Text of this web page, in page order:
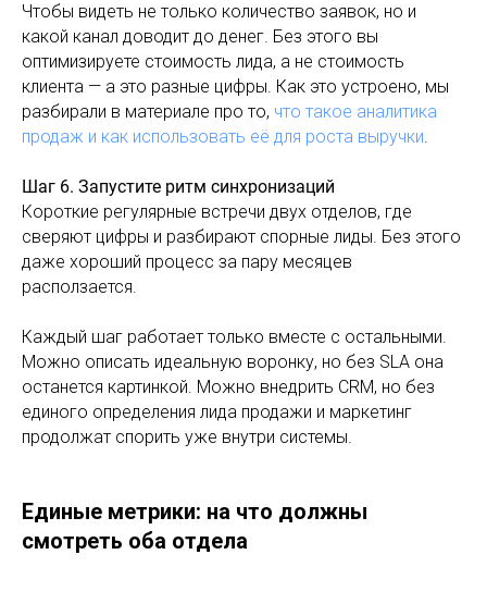
Чтобы видеть не только количество заявок, но и
какой канал доводит до денег. Без этого вы
оптимизируете стоимость лида, а не стоимость
клиента — а это разные цифры. Как это устроено, мы
разбирали в материале про то, что такое аналитика
продаж и как использовать её для роста выручки.
Шаг 6. Запустите ритм синхронизаций
Короткие регулярные встречи двух отделов, где
сверяют цифры и разбирают спорные лиды. Без этого
даже хороший процесс за пару месяцев
расползается.
Каждый шаг работает только вместе с остальными.
Можно описать идеальную воронку, но без SLA она
останется картинкой. Можно внедрить CRM, но без
единого определения лида продажи и маркетинг
продолжат спорить уже внутри системы.
Единые метрики: на что должны
смотреть оба отдела